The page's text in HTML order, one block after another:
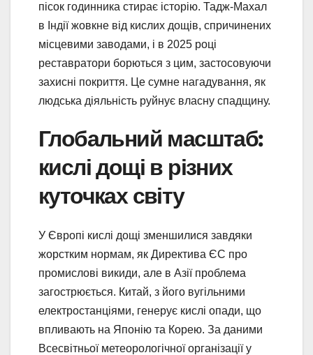
пісок годинника стирає історію. Тадж-Махал
в Індії жовкне від кислих дощів, спричинених
місцевими заводами, і в 2025 році
реставратори борються з цим, застосовуючи
захисні покриття. Це сумне нагадування, як
людська діяльність руйнує власну спадщину.
Глобальний масштаб:
кислі дощі в різних
куточках світу
У Європі кислі дощі зменшилися завдяки
жорстким нормам, як Директива ЄС про
промислові викиди, але в Азії проблема
загострюється. Китай, з його вугільними
електростанціями, генерує кислі опади, що
впливають на Японію та Корею. За даними
Всесвітньої метеорологічної організації у